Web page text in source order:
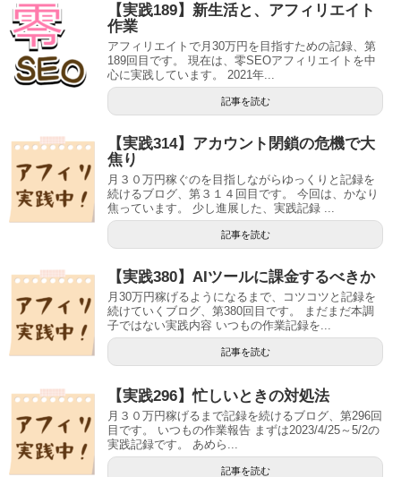
【実践189】新生活と、アフィリエイト
作業
アフィリエイトで月30万円を目指すための記録、第
189回目です。 現在は、零SEOアフィリエイトを中
心に実践しています。 2021年...
記事を読む
【実践314】アカウント閉鎖の危機で大
焦り
月３０万円稼ぐのを目指しながらゆっくりと記録を
続けるブログ、第３１４回目です。 今回は、かなり
焦っています。 少し進展した、実践記録 ...
記事を読む
【実践380】AIツールに課金するべきか
月30万円稼げるようになるまで、コツコツと記録を
続けていくブログ、第380回目です。 まだまだ本調
子ではない実践内容 いつもの作業記録を...
記事を読む
【実践296】忙しいときの対処法
月３０万円稼げるまで記録を続けるブログ、第296回
目です。 いつもの作業報告 まずは2023/4/25～5/2の
実践記録です。 あめら...
記事を読む